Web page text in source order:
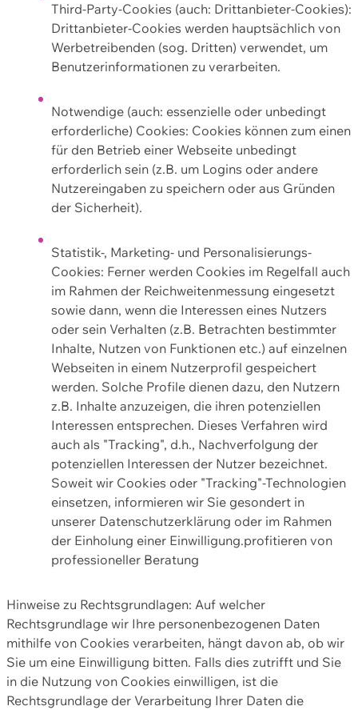
Third-Party-Cookies (auch: Drittanbieter-Cookies):
Drittanbieter-Cookies werden hauptsächlich von
Werbetreibenden (sog. Dritten) verwendet, um
Benutzerinformationen zu verarbeiten.
Notwendige (auch: essenzielle oder unbedingt
erforderliche) Cookies: Cookies können zum einen
für den Betrieb einer Webseite unbedingt
erforderlich sein (z.B. um Logins oder andere
Nutzereingaben zu speichern oder aus Gründen
der Sicherheit).
Statistik-, Marketing- und Personalisierungs-
Cookies: Ferner werden Cookies im Regelfall auch
im Rahmen der Reichweitenmessung eingesetzt
sowie dann, wenn die Interessen eines Nutzers
oder sein Verhalten (z.B. Betrachten bestimmter
Inhalte, Nutzen von Funktionen etc.) auf einzelnen
Webseiten in einem Nutzerprofil gespeichert
werden. Solche Profile dienen dazu, den Nutzern
z.B. Inhalte anzuzeigen, die ihren potenziellen
Interessen entsprechen. Dieses Verfahren wird
auch als "Tracking", d.h., Nachverfolgung der
potenziellen Interessen der Nutzer bezeichnet.
Soweit wir Cookies oder "Tracking"-Technologien
einsetzen, informieren wir Sie gesondert in
unserer Datenschutzerklärung oder im Rahmen
der Einholung einer Einwilligung.profitieren von
professioneller Beratung
Hinweise zu Rechtsgrundlagen: Auf welcher
Rechtsgrundlage wir Ihre personenbezogenen Daten
mithilfe von Cookies verarbeiten, hängt davon ab, ob wir
Sie um eine Einwilligung bitten. Falls dies zutrifft und Sie
in die Nutzung von Cookies einwilligen, ist die
Rechtsgrundlage der Verarbeitung Ihrer Daten die